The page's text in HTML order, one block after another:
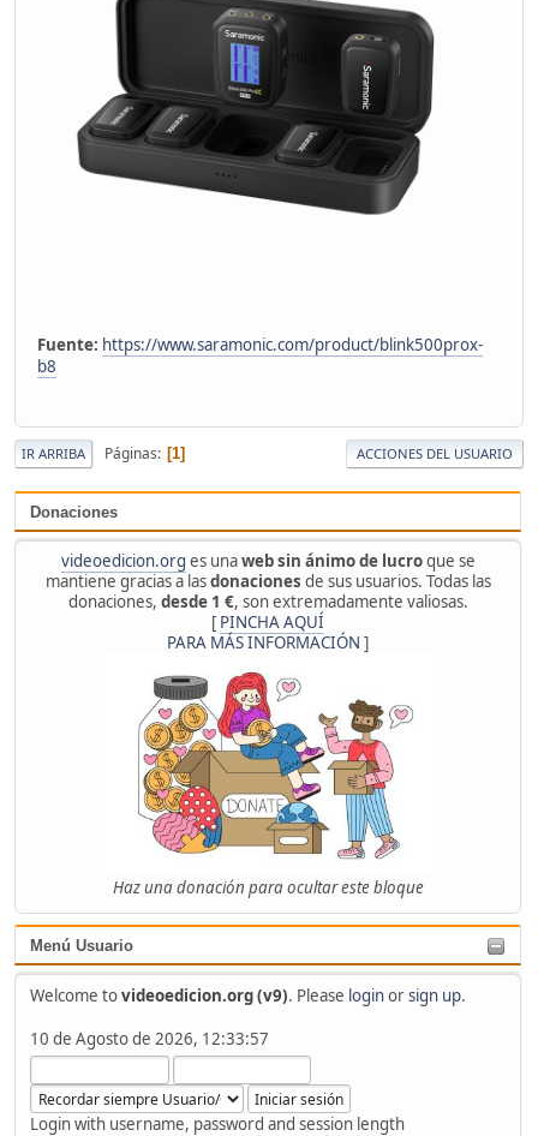
Donaciones
videoedicion.org es unaweb sin ánimo de lucroque se
mantiene gracias a lasdonaciones de sus usuarios. Todas las
donaciones, desde 1 €, son extremadamente valiosas.
[ PINCHA AQUÍ
PARA MÁS INFORMACIÓN ]
Haz una donación para ocultar este bloque
Menú Usuario
Welcome tovideoedicion.org (v9). Please loginorsign up.
10 de Agosto de 2026, 12:33:57
Login with username, password and session length
Fuente: https://www.saramonic.com/product/blink500prox-
b8
IR ARRIBA Páginas 1 ACCIONES DEL USUARIO